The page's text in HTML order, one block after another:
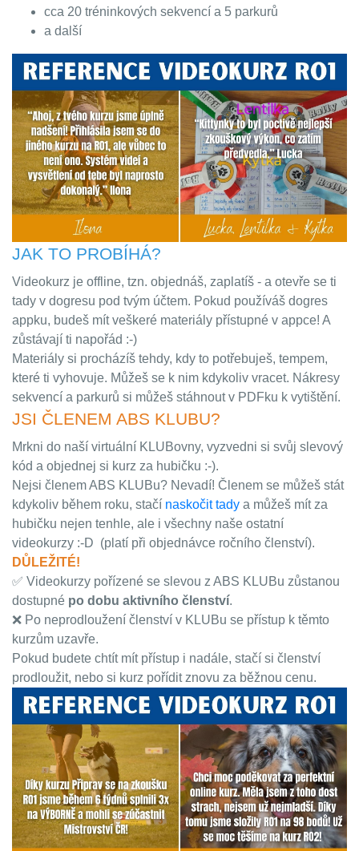
cca 20 tréninkových sekvencí a 5 parkurů
a další
JAK TO PROBÍHÁ?
Videokurz je offline, tzn. objednáš, zaplatíš - a otevře se ti
tady v dogresu pod tvým účtem. Pokud používáš dogres
appku, budeš mít veškeré materiály přístupné v appce! A
zůstávají ti napořád :-)
Materiály si procházíš tehdy, kdy to potřebuješ, tempem,
které ti vyhovuje. Můžeš se k nim kdykoliv vracet. Nákresy
sekvencí a parkurů si můžeš stáhnout v PDFku k vytištění.
JSI ČLENEM ABS KLUBU?
Mrkni do naší virtuální KLUBovny, vyzvedni si svůj slevový
kód a objednej si kurz za hubičku :-).
Nejsi členem ABS KLUBu? Nevadí! Členem se můžeš stát
kdykoliv během roku, stačí naskočit tady a můžeš mít za
hubičku nejen tenhle, ale i všechny naše ostatní
videokurzy :-D (platí při objednávce ročního členství).
DŮLEŽITÉ!
✅ Videokurzy pořízené se slevou z ABS KLUBu zůstanou
dostupné po dobu aktivního členství.
❌ Po neprodloužení členství v KLUBu se přístup k těmto
kurzům uzavře.
Pokud budete chtít mít přístup i nadále, stačí si členství
prodloužit, nebo si kurz pořídit znovu za běžnou cenu.